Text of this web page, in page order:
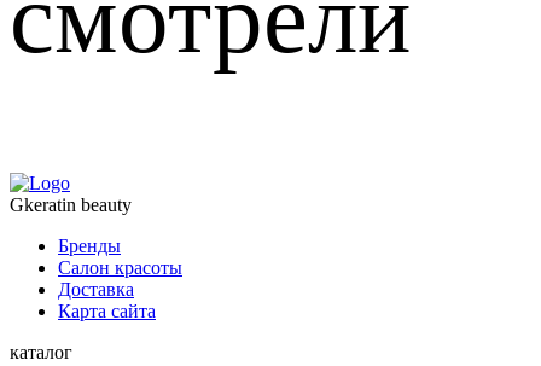
Gkeratin beauty
Бренды
Салон красоты
Доставка
Карта сайта
каталог